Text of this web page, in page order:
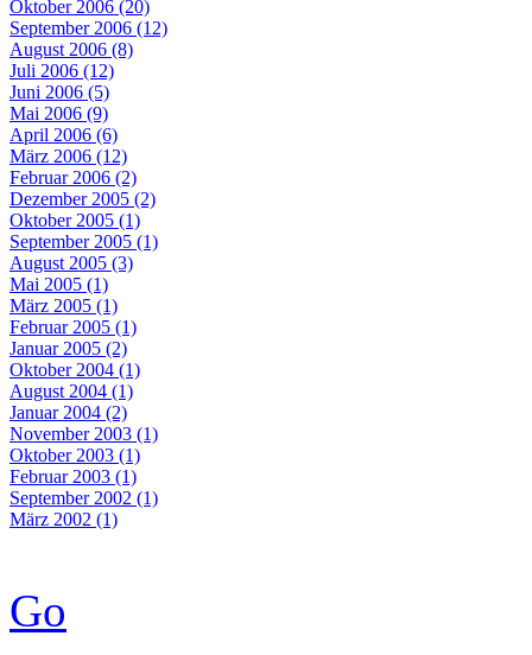
Oktober 2006 (20)
September 2006 (12)
August 2006 (8)
Juli 2006 (12)
Juni 2006 (5)
Mai 2006 (9)
April 2006 (6)
März 2006 (12)
Februar 2006 (2)
Dezember 2005 (2)
Oktober 2005 (1)
September 2005 (1)
August 2005 (3)
Mai 2005 (1)
März 2005 (1)
Februar 2005 (1)
Januar 2005 (2)
Oktober 2004 (1)
August 2004 (1)
Januar 2004 (2)
November 2003 (1)
Oktober 2003 (1)
Februar 2003 (1)
September 2002 (1)
März 2002 (1)
Go